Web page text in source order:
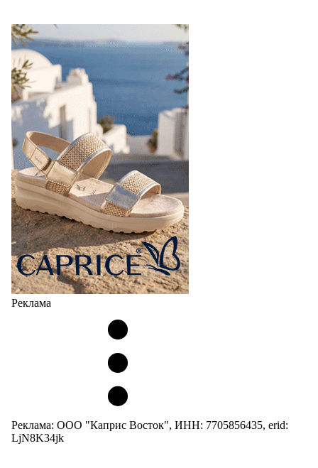
Реклама
Реклама: ООО "Каприс Восток", ИНН: 7705856435, erid:
LjN8K34jk